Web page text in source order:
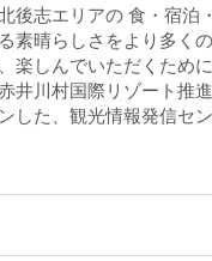
後志エリアの 食・宿泊
素晴らしさをより多く
楽しんでいただくため
井川村国際リゾート推
した、観光情報発信セ